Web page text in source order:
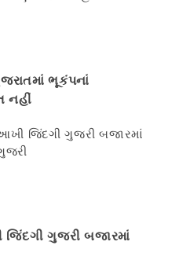
ભૂકંપનાં
નહીં
ગુજરી બજારમાં